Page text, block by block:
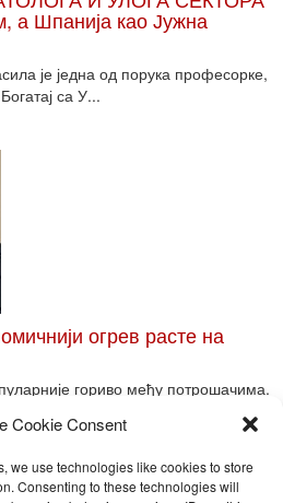
Cookie Consent
we use technologies like cookies to store
Consenting to these technologies will
Шпанија као Јужна
је једна од порука професорке,
са У...
огрев расте на
гориво међу потрошачима.